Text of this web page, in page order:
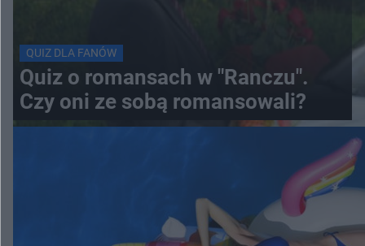
QUIZ DLA FANÓW
Quiz o romansach w "Ranczu".
Czy oni ze sobą romansowali?